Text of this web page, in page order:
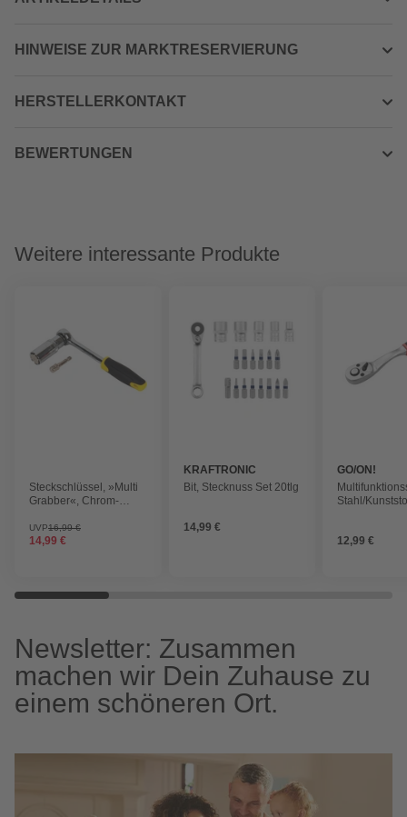
HINWEISE ZUR MARKTRESERVIERUNG
HERSTELLERKONTAKT
BEWERTUNGEN
Weitere interessante Produkte
Steckschlüssel, »Multi
Grabber«, Chrom-
gelb/schwarz
UVP16,99 €
14,99 €
KRAFTRONIC
Bit, Stecknuss Set 20tlg
14,99 €
GO/ON!
Stahl/
12,99 €
Newsletter: Zusammen
machen wir Dein Zuhause zu
einem schöneren Ort.